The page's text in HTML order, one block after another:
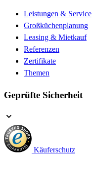
Leistungen & Service
Großküchenplanung
Leasing & Mietkauf
Referenzen
Zertifikate
Themen
Geprüfte Sicherheit
Käuferschutz